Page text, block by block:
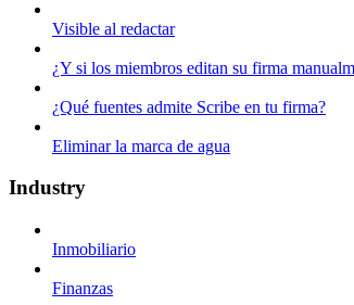
Visible al redactar
¿Y si los miembros editan su firma
¿Qué fuentes admite Scribe en tu firma?
Eliminar la marca de agua
Industry
Inmobiliario
Finanzas